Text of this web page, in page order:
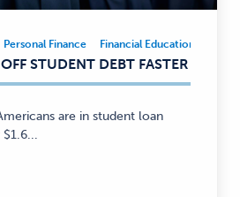
Personal Finance Financial Education
STUDENT DEBT FASTER
are in student loan